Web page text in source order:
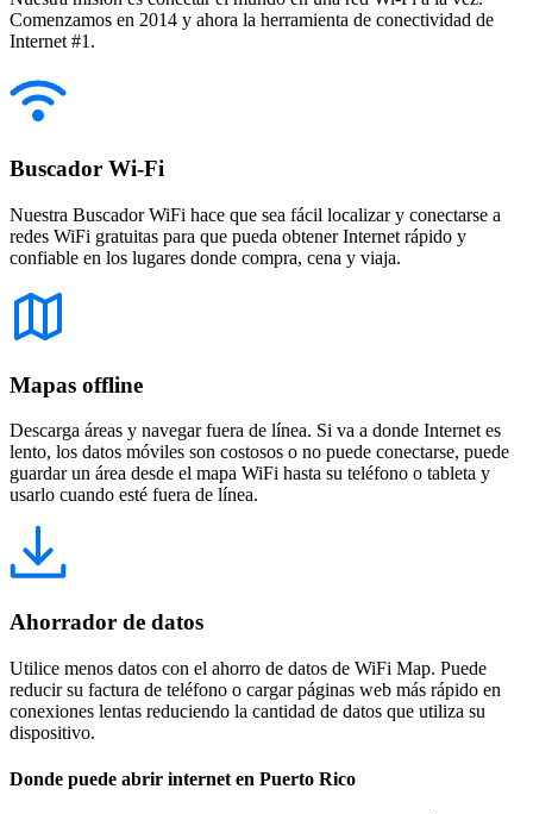
Comenzamos en 2014 y ahora la herramienta de conectividad de
Internet #1.
Buscador Wi-Fi
Nuestra Buscador WiFi hace que sea fácil localizar y conectarse a
redes WiFi gratuitas para que pueda obtener Internet rápido y
confiable en los lugares donde compra, cena y viaja.
Mapas offline
Descarga áreas y navegar fuera de línea. Si va a donde Internet es
lento, los datos móviles son costosos o no puede conectarse, puede
guardar un área desde el mapa WiFi hasta su teléfono o tableta y
usarlo cuando esté fuera de línea.
Ahorrador de datos
Utilice menos datos con el ahorro de datos de WiFi Map. Puede
reducir su factura de teléfono o cargar páginas web más rápido en
conexiones lentas reduciendo la cantidad de datos que utiliza su
dispositivo.
Donde puede abrir internet en Puerto Rico